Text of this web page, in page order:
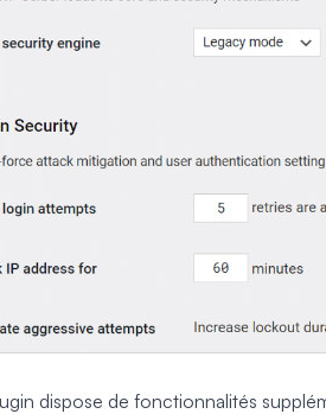
dispose de fonctionnalités